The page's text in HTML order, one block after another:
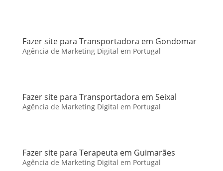
Fazer site para Transportadora em Gondomar
Agência de Marketing Digital em Portugal
Fazer site para Transportadora em Seixal
Agência de Marketing Digital em Portugal
Fazer site para Terapeuta em Guimarães
Agência de Marketing Digital em Portugal